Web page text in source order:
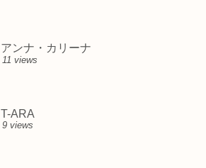
アンナ・カリーナ
11 views
T-ARA
9 views